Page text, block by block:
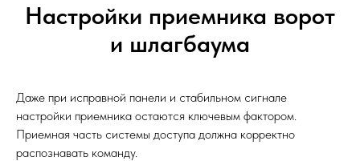
Настройки приемника ворот
и шлагбаума
Даже при исправной панели и стабильном сигнале
настройки приемника остаются ключевым фактором.
Приемная часть системы доступа должна корректно
распознавать команду.